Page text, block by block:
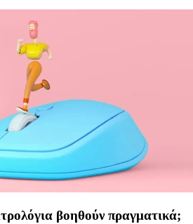
βοηθούν πραγματικά;